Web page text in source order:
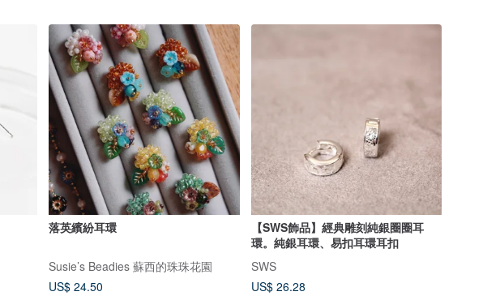
落英繽紛耳環
Susie’s Beadies 蘇西的珠珠花園
US$ 24.50
【SWS飾品】經典雕刻純銀圈圈耳
環。純銀耳環、易扣耳環耳扣
SWS
US$ 26.28